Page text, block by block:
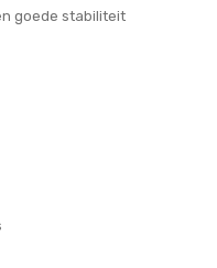
goede stabiliteit